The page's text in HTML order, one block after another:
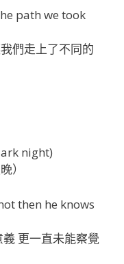
path we took
們走上了不同的
night)
）
then he knows
更一直未能察覺